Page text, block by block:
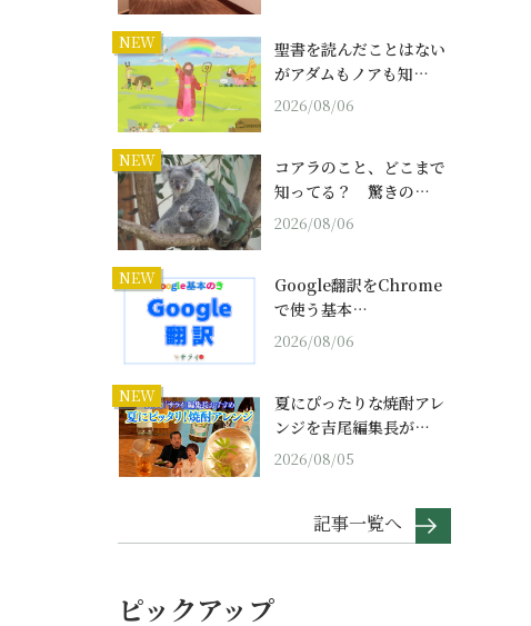
NEW
聖書を読んだことはない
がアダムもノアも知…
2026/08/06
NEW
コアラのこと、どこまで
知ってる？ 驚きの…
2026/08/06
NEW
Google翻訳をChrome
で使う基本…
2026/08/06
NEW
夏にぴったりな焼酎アレ
ンジを吉尾編集長が…
2026/08/05
記事一覧へ
ピックアップ